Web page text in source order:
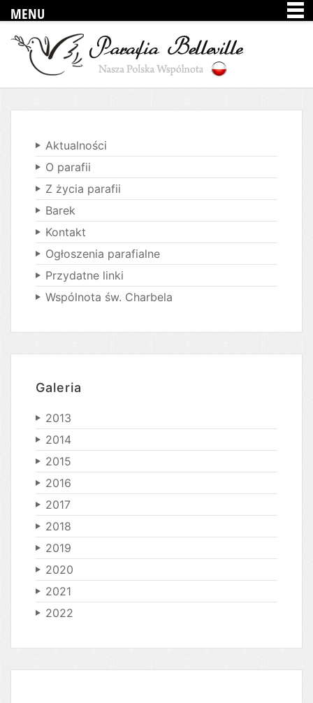
MENU
Aktualności
O parafii
Z życia parafii
Barek
Kontakt
Ogłoszenia parafialne
Przydatne linki
Wspólnota św. Charbela
Galeria
2013
2014
2015
2016
2017
2018
2019
2020
2021
2022